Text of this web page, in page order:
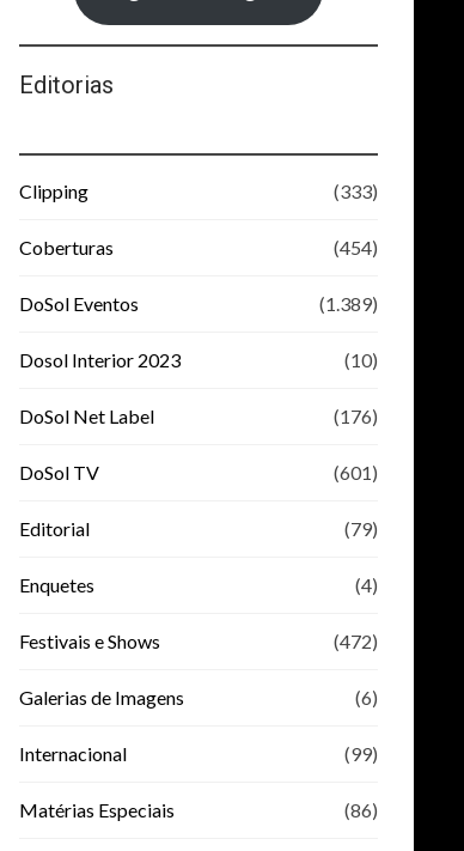
Editorias
Clipping (333)
Coberturas (454)
DoSol Eventos (1.389)
Dosol Interior 2023 (10)
DoSol Net Label (176)
DoSol TV (601)
Editorial (79)
Enquetes (4)
Festivais e Shows (472)
Galerias de Imagens (6)
Internacional (99)
Matérias Especiais (86)